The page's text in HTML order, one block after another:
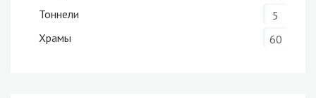
Тоннели
5
Храмы
60